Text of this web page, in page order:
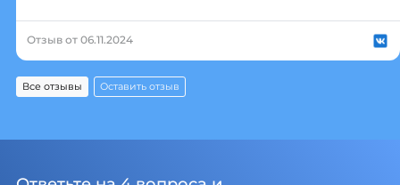
Отзыв от 06.11.2024
Все отзывы Оставить отзыв